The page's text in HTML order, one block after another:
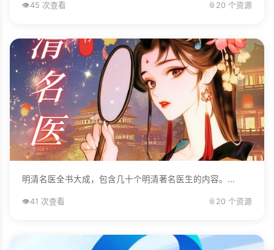
👁️45 次查看 📎 20 个资源
明清名医全书大成，包含几十个明清著名医生的内容。...
👁️41 次查看 📎 20 个资源